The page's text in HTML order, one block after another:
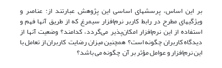
بر این اساس، پرسشهای اساسی این پژوهش عبارتند از: عناصر و
ویژگیهای مطرح در رابط کاربر نرم‌افزار سیمرغ که از طریق آنها فهم و
استفاده از این نرم‌افزار امکان‌پذیر می‌گردد، کدامند؟ وضعیت آنها از
دیدگاه کاربران چگونه است؟ همچنین میزان رضایت کاربران از تعامل با
این نرم‌افزار و عوامل مؤثر بر آن چگونه می باشد؟